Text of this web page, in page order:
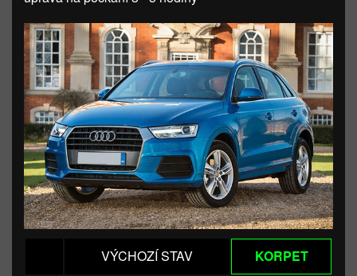
VÝCHOZÍ STAV KORPET